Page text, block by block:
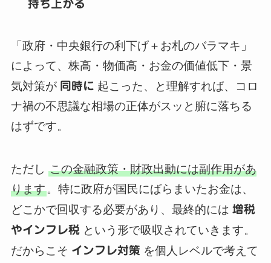
持ち上がる
「政府・中央銀行の利下げ＋お札のバラマキ」
によって、株高・物価高・お金の価値低下・景
気対策が 同時に 起こった、と理解すれば、コロ
ナ禍の不思議な相場の正体がスッと腑に落ちる
はずです。
ただし この金融政策・財政出動には副作用があ
ります。特に政府が国民にばらまいたお金は、
どこかで回収する必要があり、最終的には 増税
やインフレ税という形で吸収されていきます。
だからこそ インフレ対策 を個人レベルで考えて